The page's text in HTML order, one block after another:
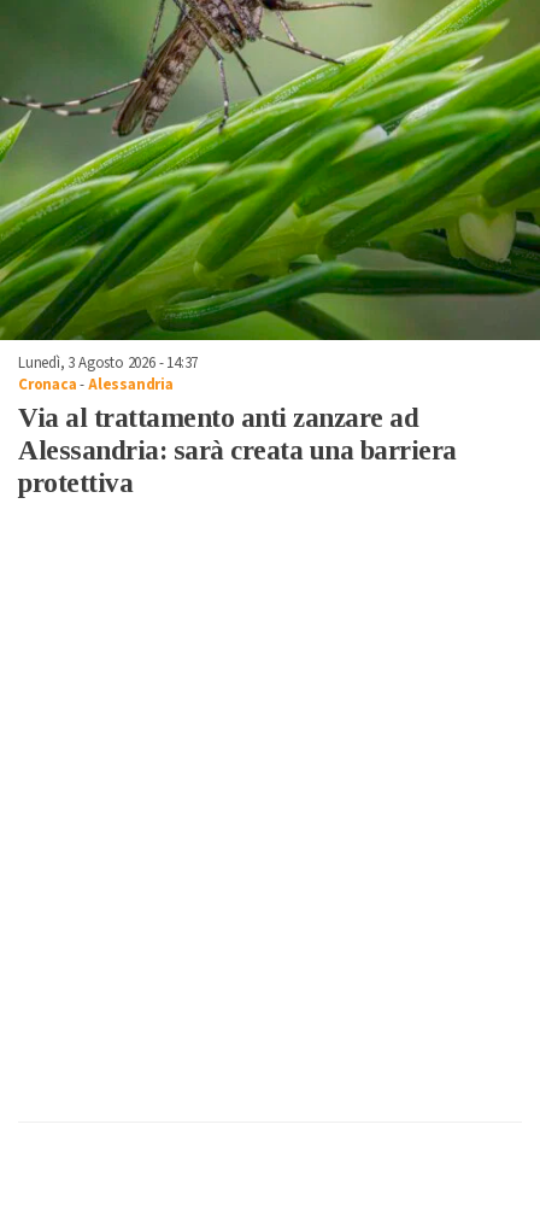
Lunedì, 3 Agosto 2026 - 14:37
Cronaca-Alessandria
Via al trattamento anti zanzare ad
Alessandria: sarà creata una barriera
protettiva